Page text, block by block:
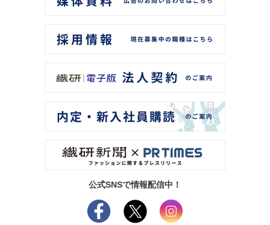
公式SNSで情報配信中！